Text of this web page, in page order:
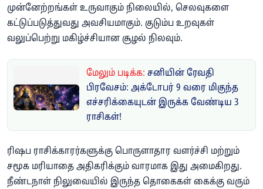
முன்னேற்றங்கள் உருவாகும் நிலையில், செலவுகளை
கட்டுப்படுத்துவது அவசியமாகும். குடும்ப உறவுகள்
வலுப்பெற்று மகிழ்ச்சியான சூழல் நிலவும்.
மேலும் படிக்க: சனியின் ரேவதி
பிரவேசம்: அக்டோபர் 9 வரை மிகுந்த
எச்சரிக்கையுடன் இருக்க வேண்டிய 3
ராசிகள்!
ரிஷப ராசிக்காரர்களுக்கு பொருளாதார வளர்ச்சி மற்றும்
சமூக மரியாதை அதிகரிக்கும் வாரமாக இது அமைகிறது.
நீண்டநாள் நிலுவையில் இருந்த தொகைகள் கைக்கு வரும்